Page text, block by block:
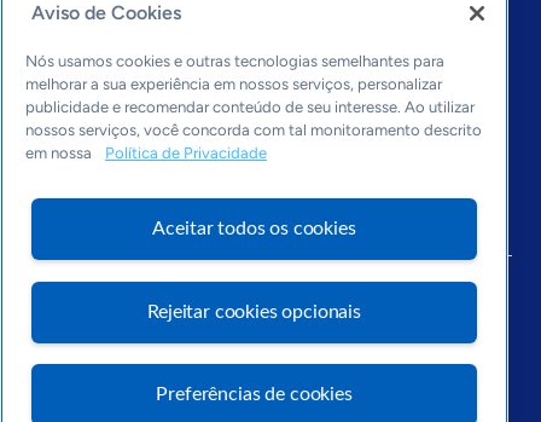
Últimas notícias
Entre em contato
Editorias
Economia & Política
Inovação & Tecnologia
Dados
Visite o Portal Sebrae
Aviso de Cookies
Nós usamos cookies e outras tecnologias semelhantes para
melhorar a sua experiência em nossos serviços, personalizar
publicidade e recomendar conteúdo de seu interesse. Ao utilizar
nossos serviços, você concorda com tal monitoramento descrito
em nossa
Política de Privacidade
Aceitar todos os cookies
Rejeitar cookies opcionais
Preferências de cookies